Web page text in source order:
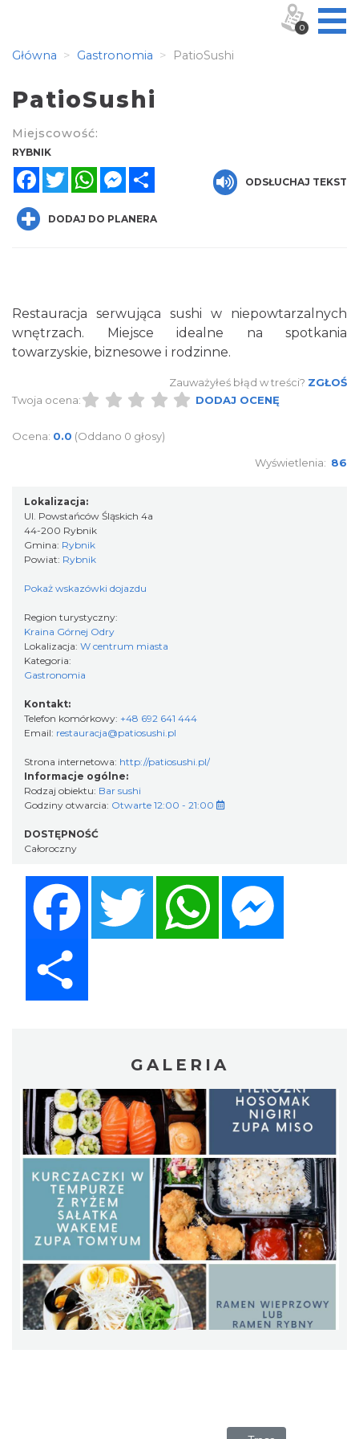
Główna Gastronomia PatioSushi
PatioSushi
Miejscowość:
RYBNIK
FacebookTwitterWhatsAppMessenger
ODSŁUCHAJ TEKST
DODAJ DO PLANERA
Restauracja serwująca sushi w niepowtarzalnych
wnętrzach. Miejsce idealne na spotkania
towarzyskie, biznesowe i rodzinne.
Zauważyłeś błąd w treści? ZGŁOŚ
Twoja ocena:
DODAJ OCENĘ
Ocena: 0.0 (Oddano 0 głosy)
Wyświetlenia: 86
Lokalizacja:
Ul. Powstańców Śląskich 4a
44-200 Rybnik
Gmina: Rybnik
Powiat: Rybnik
Pokaż wskazówki dojazdu
Region turystyczny:
Kraina Górnej Odry
Lokalizacja: W centrum miasta
Kategoria:
Gastronomia
Kontakt:
Telefon komórkowy: +48 692 641 444
Email: restauracja@patiosushi.pl
Strona internetowa: http://patiosushi.pl/
Informacje ogólne:
Rodzaj obiektu: Bar sushi
Godziny otwarcia: Otwarte 12:00 - 21:00
DOSTĘPNOŚĆ
Całoroczny
Twitter WhatsApp
GALERIA
0